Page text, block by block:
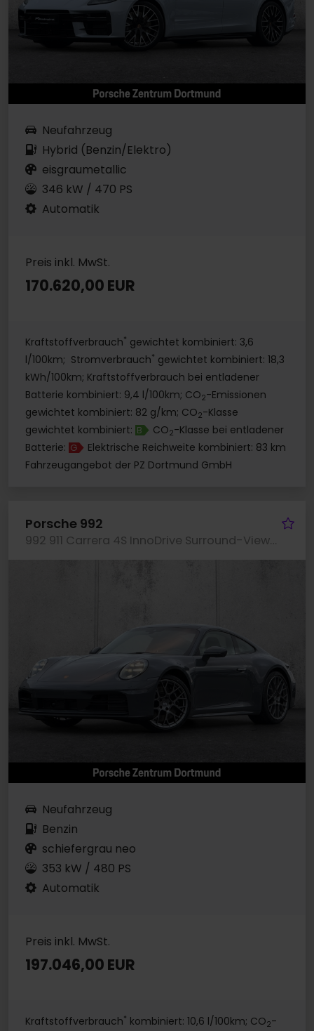
Neufahrzeug
Hybrid (Benzin/Elektro)
eisgraumetallic
346 kW / 470 PS
Automatik
Preis inkl. MwSt.
170.620,00 EUR
Kraftstoffverbrauch* gewichtet kombiniert: 3,6
l/100km; Stromverbrauch* gewichtet kombiniert: 18,3
kWh/100km; Kraftstoffverbrauch bei entladener
Batterie kombiniert: 9,4 l/100km; CO2-Emissionen
gewichtet kombiniert: 82 g/km; CO2-Klasse
gewichtet kombiniert: B CO2-Klasse bei entladener
Batterie: G
Elektrische Reichweite kombiniert: 83 km
Fahrzeugangebot der PZ Dortmund GmbH
Porsche 992
992 911 Carrera 4S InnoDrive Surround-View BOSE
Neufahrzeug
Benzin
schiefergrau neo
353 kW / 480 PS
Automatik
Preis inkl. MwSt.
197.046,00 EUR
Kraftstoffverbrauch* kombiniert: 10,6 l/100km; CO2-